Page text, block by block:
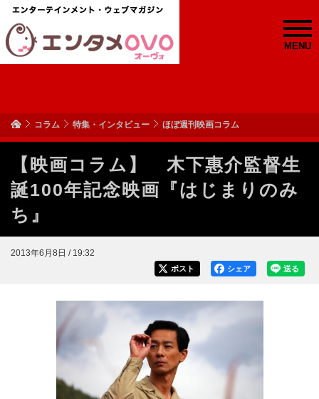
MENU
コラム 特集・インタビュー ほぼ週刊映画コラム
【映画コラム】 木下惠介監督生
誕100年記念映画『はじまりのみ
ち』
2013年6月8日 / 19:32
送る
シェア
ポスト